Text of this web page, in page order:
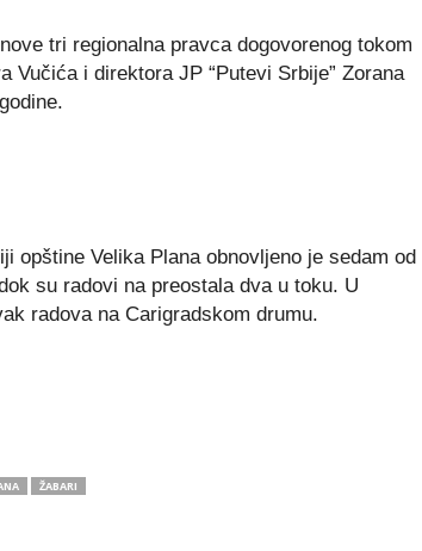
tri regionalna pravca dogovorenog tokom
Vučića i direktora JP “Putevi Srbije” Zorana
opštine Velika Plana obnovljeno je sedam od
su radovi na preostala dva u toku. U
radova na Carigradskom drumu.
ŽABARI